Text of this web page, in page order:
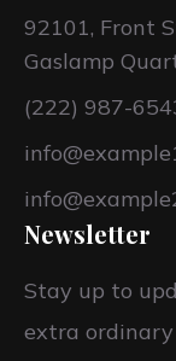
92101, Front
Gaslamp
(222) 987-
Newsletter
Stay up to
extra ordinary